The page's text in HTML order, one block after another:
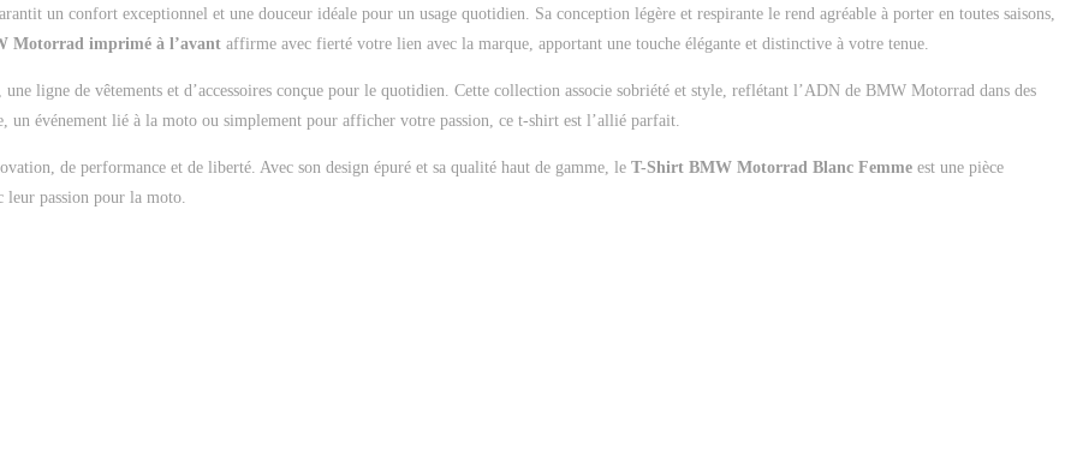
un confort exceptionnel et une douceur idéale pour un usage quotidien. Sa conception légère et respirante le rend agréable à porter en toutes saisons,
Motorrad imprimé à l’avant affirme avec fierté votre lien avec la marque, apportant une touche élégante et distinctive à votre tenue.
ligne de vêtements et d’accessoires conçue pour le quotidien. Cette collection associe sobriété et style, reflétant l’ADN de BMW Motorrad dans des
un événement lié à la moto ou simplement pour afficher votre passion, ce t-shirt est l’allié parfait.
de performance et de liberté. Avec son design épuré et sa qualité haut de gamme, le T-Shirt BMW Motorrad Blanc Femme est une pièce
leur passion pour la moto.